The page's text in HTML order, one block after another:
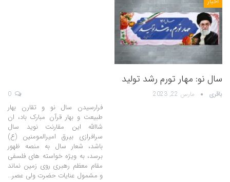
سال نو: مهار تورم رشد تولید
باقری مارس 22, 2023
فرارسیدن سال نو و تقارن بهار
طبیعت و بهار قرآن مبارک باد، ان
شاالله این مقارنت نوید سال
سرافرازی بیرق امیرالمومنین (ع)
باشد، شعار سال به منصه ظهور
برسد، به ویژه خواسته های فلسفی
مقام معظم رهبری روی زمین نماند
و مشمول عنایات حضرت ولی عصر…